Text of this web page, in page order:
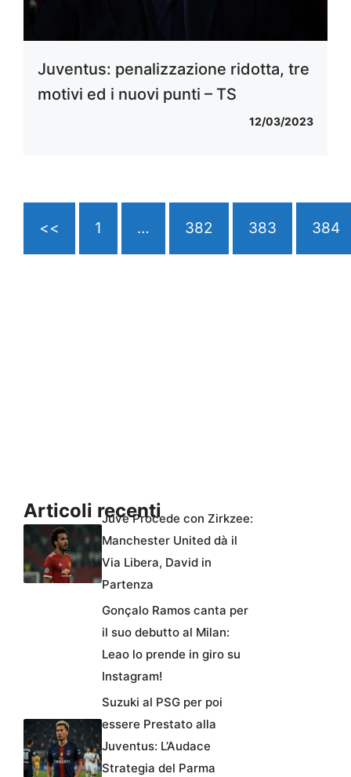
Juventus: penalizzazione ridotta, tre
motivi ed i nuovi punti – TS
12/03/2023
<< 1 … 382 383 384
Articoli recentiJuve Procede con Zirkzee:
Manchester United dà il
Via Libera, David in
Partenza
Gonçalo Ramos canta per
il suo debutto al Milan:
Leao lo prende in giro su
Instagram!
Suzuki al PSG per poi
essere Prestato alla
Juventus: L’Audace
Strategia del Parma